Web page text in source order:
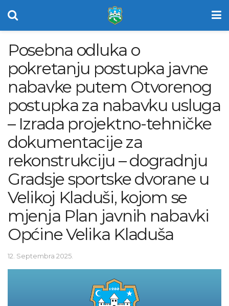
Posebna odluka o
pokretanju postupka javne
nabavke putem Otvorenog
postupka za nabavku usluga
– Izrada projektno-tehničke
dokumentacije za
rekonstrukciju – dogradnju
Gradsje sportske dvorane u
Velikoj Kladuši, kojom se
mjenja Plan javnih nabavki
Općine Velika Kladuša
12. Septembra 2025.